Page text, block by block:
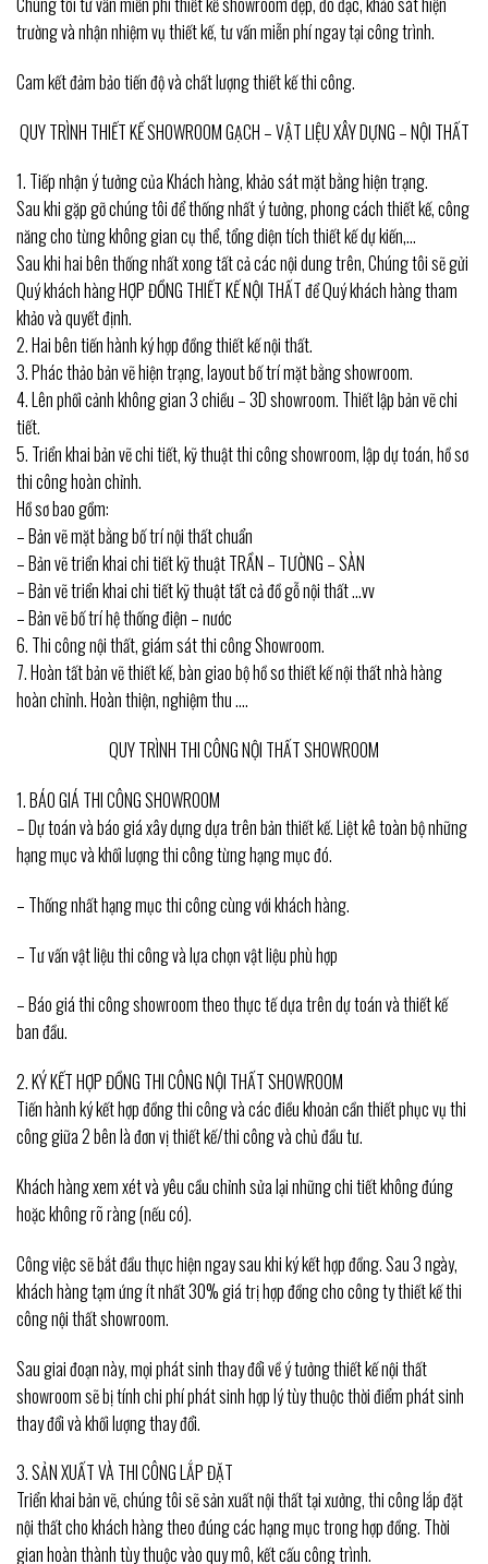
trường và nhận nhiệm vụ thiết kế, tư vấn miễn phí ngay tại công trình.
Cam kết đảm bảo tiến độ và chất lượng thiết kế thi công.
QUY TRÌNH THIẾT KẾ SHOWROOM GẠCH – VẬT LIỆU XÂY DỰNG – NỘI THẤT
1. Tiếp nhận ý tưởng của Khách hàng, khảo sát mặt bằng hiện trạng.
Sau khi gặp gỡ chúng tôi để thống nhất ý tưởng, phong cách thiết kế, công
năng cho từng không gian cụ thể, tổng diện tích thiết kế dự kiến,…
Sau khi hai bên thống nhất xong tất cả các nội dung trên, Chúng tôi sẽ gửi
Quý khách hàng HỢP ĐỒNG THIẾT KẾ NỘI THẤT để Quý khách hàng tham
khảo và quyết định.
2. Hai bên tiến hành ký hợp đồng thiết kế nội thất.
3. Phác thảo bản vẽ hiện trạng, layout bố trí mặt bằng showroom.
4. Lên phối cảnh không gian 3 chiều – 3D showroom. Thiết lập bản vẽ chi
tiết.
5. Triển khai bản vẽ chi tiết, kỹ thuật thi công showroom, lập dự toán, hồ sơ
thi công hoàn chỉnh.
Hồ sơ bao gồm:
– Bản vẽ mặt bằng bố trí nội thất chuẩn
– Bản vẽ triển khai chi tiết kỹ thuật TRẦN – TƯỜNG – SÀN
– Bản vẽ triển khai chi tiết kỹ thuật tất cả đồ gỗ nội thất …vv
– Bản vẽ bố trí hệ thống điện – nước
6. Thi công nội thất, giám sát thi công Showroom.
7. Hoàn tất bản vẽ thiết kế, bàn giao bộ hồ sơ thiết kế nội thất nhà hàng
hoàn chỉnh. Hoàn thiện, nghiệm thu ….
QUY TRÌNH THI CÔNG NỘI THẤT SHOWROOM
1. BÁO GIÁ THI CÔNG SHOWROOM
– Dự toán và báo giá xây dựng dựa trên bản thiết kế. Liệt kê toàn bộ những
hạng mục và khối lượng thi công từng hạng mục đó.
– Thống nhất hạng mục thi công cùng với khách hàng.
– Tư vấn vật liệu thi công và lựa chọn vật liệu phù hợp
– Báo giá thi công showroom theo thực tế dựa trên dự toán và thiết kế
ban đầu.
2. KÝ KẾT HỢP ĐỒNG THI CÔNG NỘI THẤT SHOWROOM
Tiến hành ký kết hợp đồng thi công và các điều khoản cần thiết phục vụ thi
công giữa 2 bên là đơn vị thiết kế/thi công và chủ đầu tư.
Khách hàng xem xét và yêu cầu chỉnh sửa lại những chi tiết không đúng
hoặc không rõ ràng (nếu có).
Công việc sẽ bắt đầu thực hiện ngay sau khi ký kết hợp đồng. Sau 3 ngày,
khách hàng tạm ứng ít nhất 30% giá trị hợp đồng cho công ty thiết kế thi
công nội thất showroom.
Sau giai đoạn này, mọi phát sinh thay đổi về ý tưởng thiết kế nội thất
showroom sẽ bị tính chi phí phát sinh hợp lý tùy thuộc thời điểm phát sinh
thay đổi và khối lượng thay đổi.
3. SẢN XUẤT VÀ THI CÔNG LẮP ĐẶT
Triển khai bản vẽ, chúng tôi sẽ sản xuất nội thất tại xưởng, thi công lắp đặt
nội thất cho khách hàng theo đúng các hạng mục trong hợp đồng. Thời
gian hoàn thành tùy thuộc vào quy mô, kết cấu công trình.